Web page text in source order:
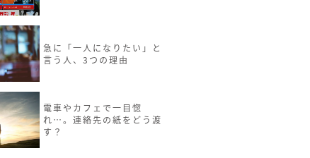
急に「一人になりたい」と
言う人、3つの理由
電車やカフェで一目惚
れ…。連絡先の紙をどう渡
す？